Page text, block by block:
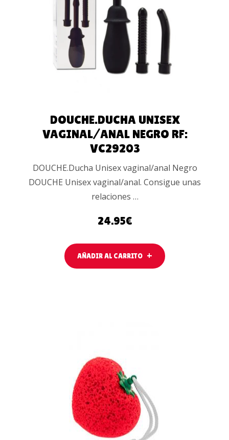
AÑADIR AL
CARRITO
DOUCHE.DUCHA UNISEX
VAGINAL/ANAL NEGRO RF:
VC29203
DOUCHE.Ducha Unisex vaginal/anal Negro
DOUCHE Unisex vaginal/anal. Consigue unas
relaciones …
24.95€
AÑADIR AL CARRITO
LEER MÁS